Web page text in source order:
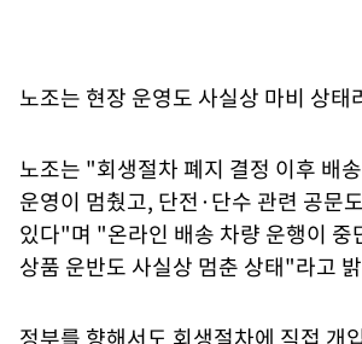
노조는 현장 운영도 사실상 마비 상태
노조는 "회생절차 폐지 결정 이후 배
운영이 멈췄고, 단전·단수 관련 공문
있다"며 "온라인 배송 차량 운행이 중
상품 운반도 사실상 멈춘 상태"라고
정부를 향해서도 회생절차에 직접 개